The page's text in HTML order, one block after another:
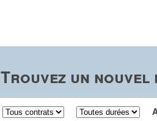
Trouvez un nouvel